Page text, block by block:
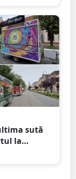
sută
la